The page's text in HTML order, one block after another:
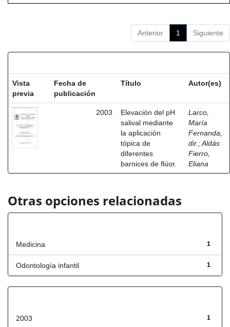
Anterior 1 Siguiente
Vista
previa
Fecha de
publicación
Título Autor(es)
2003
Elevación del pH
salival mediante
la aplicación
tópica de
diferentes
barnices de flúor.
Larco,
María
Fernanda,
dir. ;Aldás
Fierro,
Eliana
Otras opciones relacionadas
1
Medicina
1
Odontología infantil
1
2003